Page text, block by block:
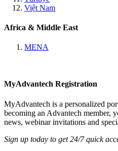
Việt Nam
Africa & Middle East
MENA
MyAdvantech Registration
MyAdvantech is a personalized
becoming an Advantech member,
news, webinar invitations and
Sign up today to get 24/7 quick